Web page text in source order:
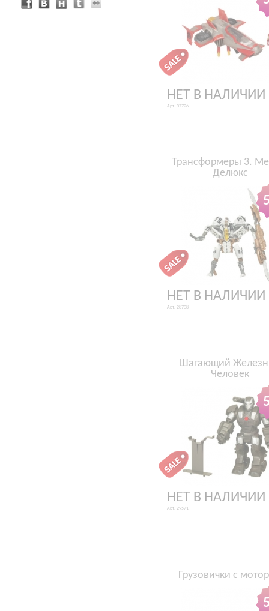
НЕТ В НАЛИЧИИ
Арт. 37726
Трансформеры 3.
Делюкс
НЕТ В НАЛИЧИИ
Арт. 28738
Шагающий
Человек
НЕТ В НАЛИЧИИ
Арт. 29571
Грузовички с